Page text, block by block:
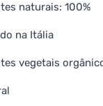
naturais: 100%
na Itália
vegetais